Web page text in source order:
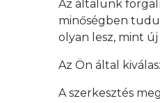
Az általunk
minőségben
olyan lesz, mint új
Az Ön által
A szerkesztés